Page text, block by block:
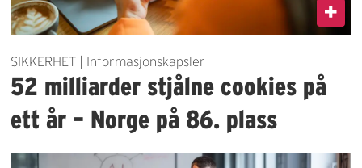
SIKKERHET | Informasjonskapsler
52 milliarder stjålne cookies på
ett år – Norge på 86. plass